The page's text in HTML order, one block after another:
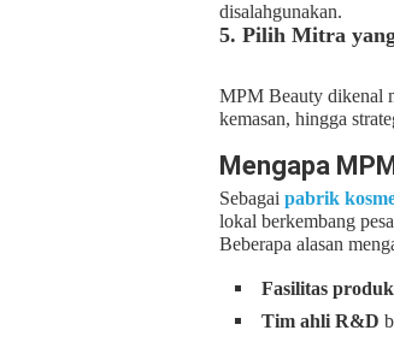
disalahgunakan.
5. Pilih Mitra
MPM Beauty dikenal
kemasan, hingga
Mengapa
Sebagai pabrik
lokal berkembang
Beberapa alasan
Fasilitas
Tim ahli R&D